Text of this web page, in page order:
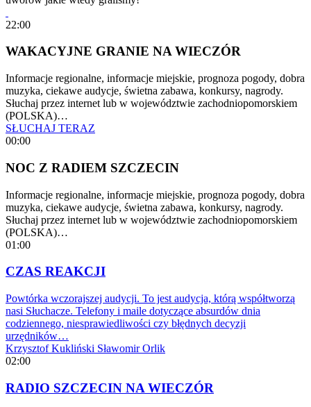
22:00
WAKACYJNE GRANIE NA WIECZÓR
Informacje regionalne, informacje miejskie, prognoza pogody, dobra
muzyka, ciekawe audycje, świetna zabawa, konkursy, nagrody.
Słuchaj przez internet lub w województwie zachodniopomorskiem
(POLSKA)…
SŁUCHAJ TERAZ
00:00
NOC Z RADIEM SZCZECIN
Informacje regionalne, informacje miejskie, prognoza pogody, dobra
muzyka, ciekawe audycje, świetna zabawa, konkursy, nagrody.
Słuchaj przez internet lub w województwie zachodniopomorskiem
(POLSKA)…
01:00
CZAS REAKCJI
Powtórka wczorajszej audycji. To jest audycja, którą współtworzą
nasi Słuchacze. Telefony i maile dotyczące absurdów dnia
codziennego, niesprawiedliwości czy błędnych decyzji
urzędników…
Krzysztof Kukliński Sławomir Orlik
02:00
RADIO SZCZECIN NA WIECZÓR